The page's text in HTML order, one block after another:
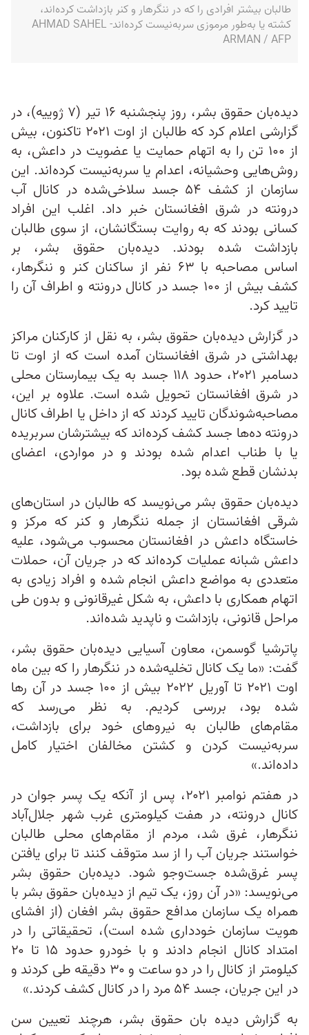
طالبان بیشتر افرادی را که در ننگرهار و کنر بازداشت کرده‌اند،
کشته یا به‌طور مرموزی سربه‌نیست کرده‌اند- AHMAD SAHEL
ARMAN / AFP
دیده‌بان حقوق بشر، روز پنجشنبه ۱۶ تیر (۷ ژوییه)، در
گزارشی اعلام کرد که طالبان از اوت ۲۰۲۱ تاکنون، بیش
از ۱۰۰ تن را به اتهام حمایت یا عضویت در داعش، به
روش‌هایی وحشیانه‌، اعدام یا سربه‌نیست کرده‌اند. این
سازمان از کشف ۵۴ جسد سلاخی‌شده در کانال آب
درونته در شرق افغانستان خبر داد. اغلب این افراد
کسانی بودند که به روایت بستگانشان، از سوی طالبان
بازداشت شده بودند. دیده‌بان حقوق بشر، بر
اساس مصاحبه‌ با ۶۳ نفر از ساکنان کنر و ننگرهار،
کشف بیش از ۱۰۰ جسد در کانال درونته و اطراف آن را
تایید کرد.
در گزارش دیده‌بان حقوق بشر، به نقل از کارکنان مراکز
بهداشتی در شرق افغانستان آمده است که از اوت تا
دسامبر ۲۰۲۱، حدود ۱۱۸ جسد به یک بیمارستان‌ محلی
در شرق افغانستان تحویل شده است. علاوه بر این،
مصاحبه‌شوندگان تایید کردند که از داخل یا اطراف کانال
درونته ده‌ها جسد کشف کرده‌اند که بیشترشان سربریده
یا با طناب اعدام شده بودند و در مواردی، اعضای
بدنشان قطع شده بود.
دیده‌بان حقوق بشر می‌نویسد که طالبان در استان‌های
شرقی افغانستان از جمله ننگرهار و کنر که مرکز و
خاستگاه داعش در افغانستان محسوب می‌شود، علیه
داعش شبانه عملیات کرده‌اند که در جریان آن، حملات
متعددی به مواضع داعش انجام شده و افراد زیادی به
اتهام همکاری با داعش، به شکل غیرقانونی و بدون طی
مراحل قانونی، بازداشت و ناپدید شده‌اند.
پاترشیا گوسمن، معاون آسیایی دیده‌بان حقوق بشر،
گفت: «ما یک کانال تخلیه‌شده در ننگرهار را که بین ماه
اوت ۲۰۲۱ تا آوریل ۲۰۲۲ بیش از ۱۰۰ جسد در آن رها
شده بود، بررسی کردیم. به نظر می‌رسد که
مقام‌های طالبان به نیروهای خود برای بازداشت،
سربه‌نیست کردن و کشتن مخالفان اختیار کامل
داده‌اند.»
در هفتم نوامبر ۲۰۲۱، پس از آنکه یک پسر جوان در
کانال درونته، در هفت کیلومتری غرب شهر جلال‌آباد
ننگرهار، غرق شد، مردم از مقام‌های محلی طالبان
خواستند جریان آب را از سد متوقف کنند تا برای یافتن
پسر غرق‌شده جست‌وجو شود. دیده‌بان حقوق بشر
می‌نویسد: «در آن روز، یک تیم از دیده‌‎بان حقوق بشر با
همراه یک سازمان مدافع حقوق بشر افغان (از افشای
هویت سازمان خودداری شده است)، تحقیقاتی را در
امتداد کانال انجام دادند و با خودرو حدود ۱۵ تا ۲۰
کیلومتر از کانال را در دو ساعت و ۳۰ دقیقه طی کردند و
در این جریان، جسد ۵۴ مرد را در کانال کشف کردند.»
به گزارش دیده بان حقوق بشر، هرچند تعیین سن